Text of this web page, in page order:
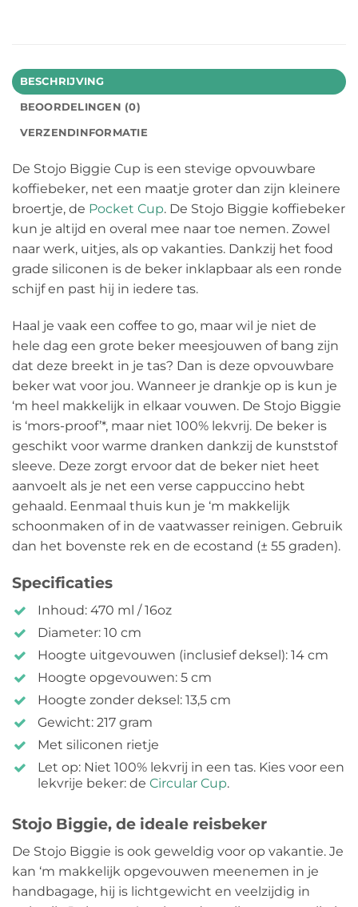
BESCHRIJVING
BEOORDELINGEN (0)
VERZENDINFORMATIE
De Stojo Biggie Cup is een stevige opvouwbare
koffiebeker, net een maatje groter dan zijn kleinere
broertje, de Pocket Cup. De Stojo Biggie koffiebeker
kun je altijd en overal mee naar toe nemen. Zowel
naar werk, uitjes, als op vakanties. Dankzij het food
grade siliconen is de beker inklapbaar als een ronde
schijf en past hij in iedere tas.
Haal je vaak een coffee to go, maar wil je niet de
hele dag een grote beker meesjouwen of bang zijn
dat deze breekt in je tas? Dan is deze opvouwbare
beker wat voor jou. Wanneer je drankje op is kun je
‘m heel makkelijk in elkaar vouwen. De Stojo Biggie
is ‘mors-proof’*, maar niet 100% lekvrij. De beker is
geschikt voor warme dranken dankzij de kunststof
sleeve. Deze zorgt ervoor dat de beker niet heet
aanvoelt als je net een verse cappuccino hebt
gehaald. Eenmaal thuis kun je ‘m makkelijk
schoonmaken of in de vaatwasser reinigen. Gebruik
dan het bovenste rek en de ecostand (± 55 graden).
Specificaties
Inhoud: 470 ml / 16oz
Diameter: 10 cm
Hoogte uitgevouwen (inclusief deksel): 14 cm
Hoogte opgevouwen: 5 cm
Hoogte zonder deksel: 13,5 cm
Gewicht: 217 gram
Met siliconen rietje
Let op: Niet 100% lekvrij in een tas. Kies voor een
lekvrije beker: de Circular Cup.
Stojo Biggie, de ideale reisbeker
De Stojo Biggie is ook geweldig voor op vakantie. Je
kan ‘m makkelijk opgevouwen meenemen in je
handbagage, hij is lichtgewicht en veelzijdig in